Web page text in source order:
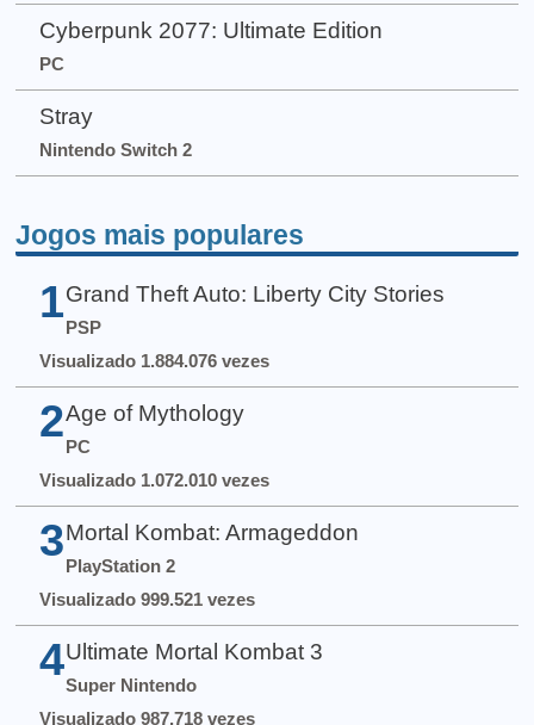
Cyberpunk 2077: Ultimate Edition
PC
Stray
Nintendo Switch 2
Jogos mais populares
1 Grand Theft Auto: Liberty City Stories
PSP
Visualizado 1.884.076 vezes
2 Age of Mythology
PC
Visualizado 1.072.010 vezes
3 Mortal Kombat: Armageddon
PlayStation 2
Visualizado 999.521 vezes
4 Ultimate Mortal Kombat 3
Super Nintendo
Visualizado 987.718 vezes